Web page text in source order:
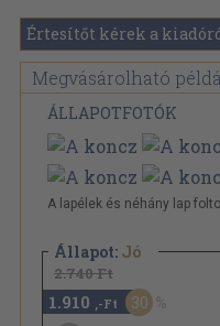
Értesítőt kérek a
Megvásárolható
ÁLLAPOTFOTÓK
A lapélek és néhány lap
Állapot: Jó
2.740 Ft
1.910 ,-Ft 30